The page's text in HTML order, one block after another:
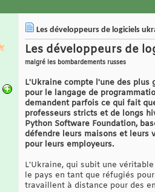
Les développeurs de logiciels
Les développeurs de
malgré les bombardements russes
L'Ukraine compte l'une des plus
pour le langage de
demandent parfois ce qui fait
professeurs stricts et de longs
Python Software Foundation,
défendre leurs maisons et leurs
pour leurs employeurs.
L'Ukraine, qui subit une
le pays en tant que réfugiés
travaillent à distance pour des